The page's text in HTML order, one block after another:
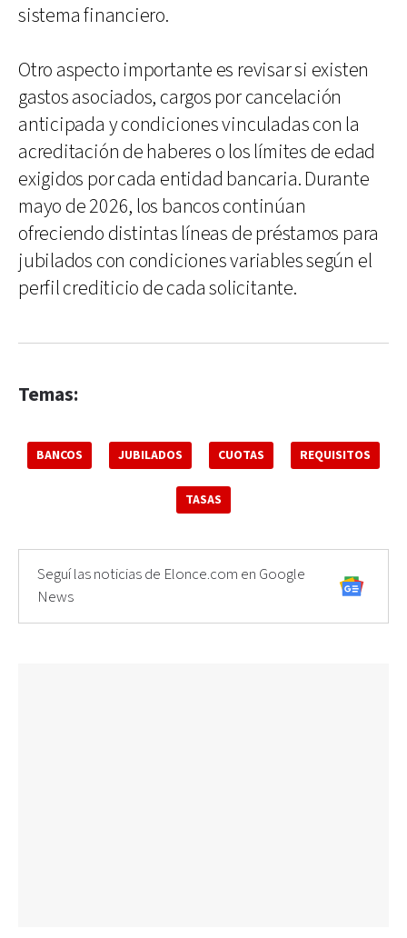
sistema financiero.
Otro aspecto importante es revisar si existen
gastos asociados, cargos por cancelación
anticipada y condiciones vinculadas con la
acreditación de haberes o los límites de edad
exigidos por cada entidad bancaria. Durante
mayo de 2026, los bancos continúan
ofreciendo distintas líneas de préstamos para
jubilados con condiciones variables según el
perfil crediticio de cada solicitante.
Temas:
BANCOS JUBILADOS CUOTAS REQUISITOS
TASAS
Seguí las noticias de Elonce.com en Google
News